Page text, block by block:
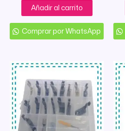
Añadir al carrito
Comprar por WhatsApp